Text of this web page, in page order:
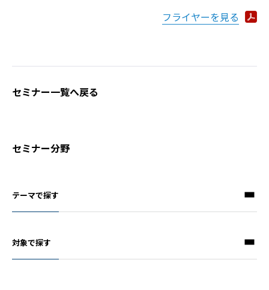
フライヤーを見る
セミナー一覧へ戻る
セミナー分野
テーマで探す
対象で探す